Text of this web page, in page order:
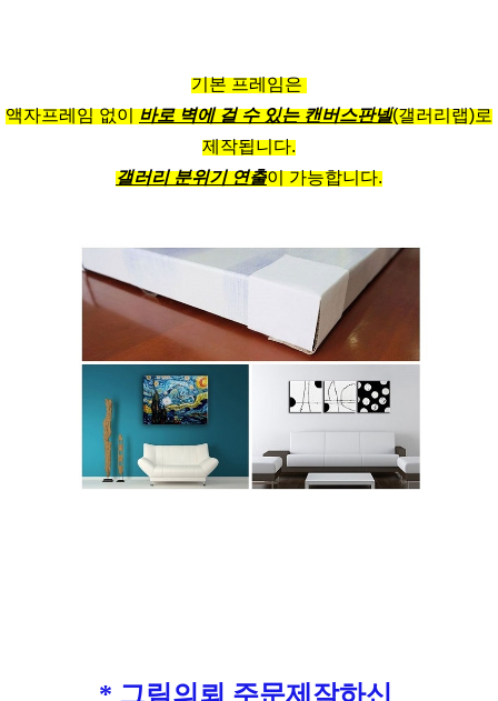
기본 프레임은
액자프레임 없이 바로 벽에 걸 수 있는 캔버스판넬(갤러리랩)로
제작됩니다.
갤러리 분위기 연출이 가능합니다.
* 그림의뢰 주문제작하신